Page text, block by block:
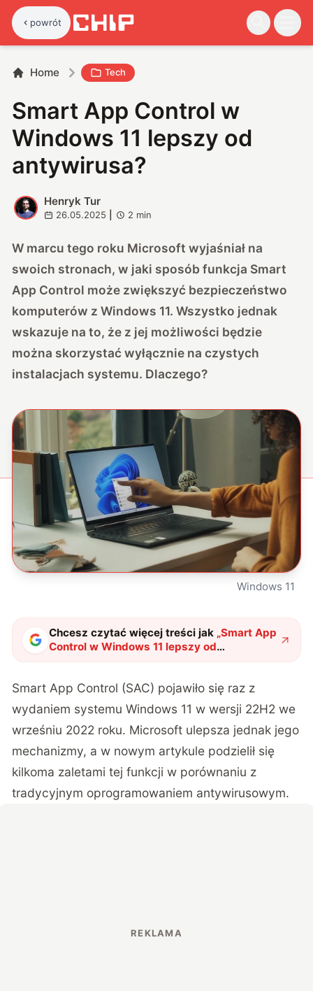
powrót
Home Tech
Smart App Control w
Windows 11 lepszy od
antywirusa?
H
Henryk Tur
26.05.2025 2 min
W marcu tego roku Microsoft wyjaśniał na
swoich stronach, w jaki sposób funkcja Smart
App Control może zwiększyć bezpieczeństwo
komputerów z Windows 11. Wszystko jednak
wskazuje na to, że z jej możliwości będzie
można skorzystać wyłącznie na czystych
instalacjach systemu. Dlaczego?
Windows 11
Chcesz czytać więcej treści jak „Smart App
Control w Windows 11 lepszy od
antywirusa?"?
Smart App Control (SAC) pojawiło się raz z
wydaniem systemu Windows 11 w wersji 22H2 we
wrześniu 2022 roku. Microsoft ulepsza jednak jego
mechanizmy, a w nowym artykule podzielił się
kilkoma zaletami tej funkcji w porównaniu z
tradycyjnym oprogramowaniem antywirusowym.